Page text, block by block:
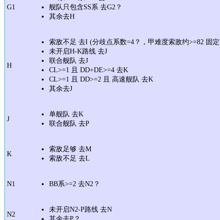
G1
舰队只包含SS系 去G2？
其余去H
H
索敌不足 去I (分歧点系数=4？，甲难度索敌约>=82 固
未开启H-K路线 去J
联合舰队 去J
CL>=1 且 DD+DE>=4 去K
CL>=1 且 DD>=2 且 高速舰队 去K
其余去J
J
单舰队 去K
联合舰队 去P
K
索敌足够 去M
索敌不足 去L
N1 BB系>=2 去N2？
N2
未开启N2-P路线 去N